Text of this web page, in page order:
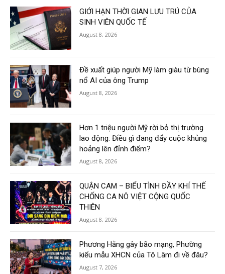
GIỚI HẠN THỜI GIAN LƯU TRÚ CỦA
SINH VIÊN QUỐC TẾ
August 8, 2026
Đề xuất giúp người Mỹ làm giàu từ bùng
nổ AI của ông Trump
August 8, 2026
Hơn 1 triệu người Mỹ rời bỏ thị trường
lao động: Điều gì đang đẩy cuộc khủng
hoảng lên đỉnh điểm?
August 8, 2026
QUẬN CAM – BIỂU TÌNH ĐẦY KHÍ THẾ
CHỐNG CA NÔ VIỆT CỘNG QUỐC
THIÊN
August 8, 2026
Phương Hằng gây bão mạng, Phường
kiểu mẫu XHCN của Tô Lâm đi về đâu?
August 7, 2026